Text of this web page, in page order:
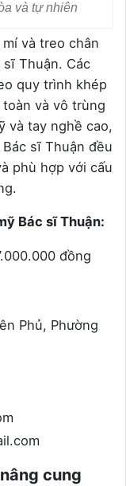
và tự nhiên
và treo chân
sĩ Thuận. Các
quy trình khép
và vô trùng
và tay nghề cao,
sĩ Thuận đều
phù hợp với cấu
Bác sĩ Thuận:
đồng
Phủ, Phường
cung